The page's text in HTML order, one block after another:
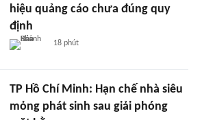
hiệu quảng cáo chưa đúng quy
định
18 phút
TP Hồ Chí Minh: Hạn chế nhà siêu
mỏng phát sinh sau giải phóng